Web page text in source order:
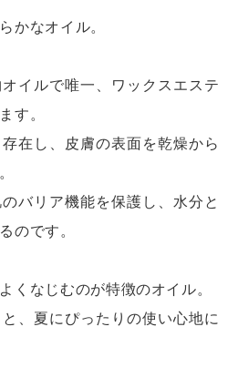
かなオイル。
イルで唯一、ワックスエステ
す。
在し、皮膚の表面を乾燥から
バリア機能を保護し、水分と
のです。
くなじむのが特徴のオイル。
、夏にぴったりの使い心地に